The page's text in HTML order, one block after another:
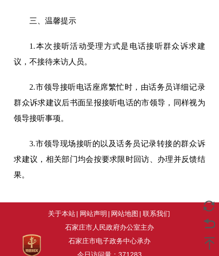
三、温馨提示
1.本次接听活动受理方式是电话接听群众诉求建
议，不接待来访人员。
2.市领导接听电话座席繁忙时，由话务员详细记录
群众诉求建议后书面呈报接听电话的市领导，同样视为
领导接听事项。
3.市领导现场接听的以及话务员记录转接的群众诉
求建议，相关部门均会按要求限时回访、办理并反馈结
果。
关于本站| 网站声明 | 网站地图 | 联系我们
石家庄市人民政府办公室主办
石家庄市电子政务中心承办
今日访问量： 371283